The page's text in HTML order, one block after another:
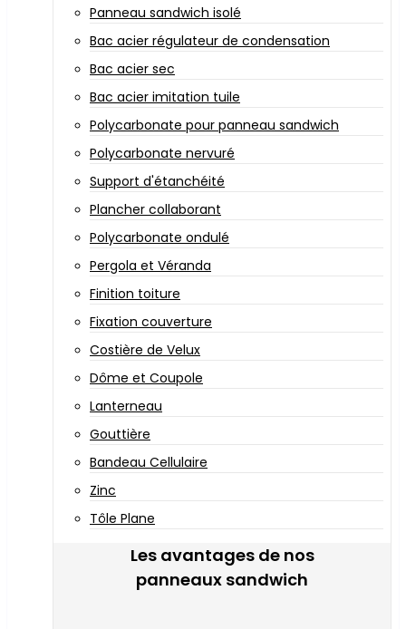
Panneau sandwich isolé
Bac acier régulateur de condensation
Bac acier sec
Bac acier imitation tuile
Polycarbonate pour panneau sandwich
Polycarbonate nervuré
Support d'étanchéité
Plancher collaborant
Polycarbonate ondulé
Pergola et Véranda
Finition toiture
Fixation couverture
Costière de Velux
Dôme et Coupole
Lanterneau
Gouttière
Bandeau Cellulaire
Zinc
Tôle Plane
Les avantages de nos
panneaux sandwich